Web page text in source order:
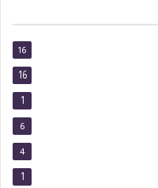
16
16
1
6
4
1